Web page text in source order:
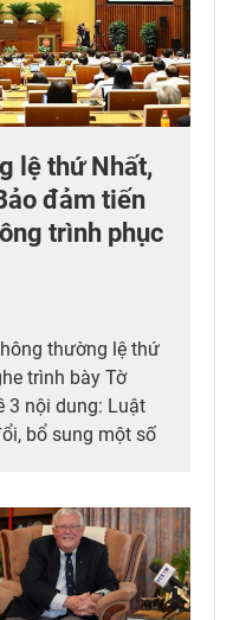
lệ thứ Nhất,
đảm tiến
trình phục
thường lệ thứ
trình bày Tờ
3 nội dung: Luật
bổ sung một số
đổi, bổ sung
vô tuyến điện,
điện tử và Luật
đó, Quốc hội thảo